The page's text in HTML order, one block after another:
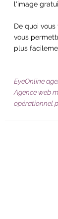
l'image
De quoi
vous
plus
EyeOnline
Agence web
opérationnel